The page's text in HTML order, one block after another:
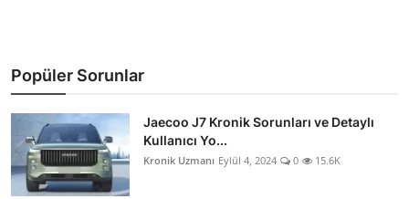
Popüler Sorunlar
Jaecoo J7 Kronik Sorunları ve Detaylı
Kullanıcı Yo...
Kronik Uzmanı Eylül 4, 2024 0 15.6K